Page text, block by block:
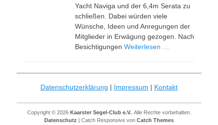
Yacht Naviga und der 6,4m Serata zu
schließen. Dabei würden viele
Wünsche, Ideen und Anregungen der
Mitglieder in Erwägung gezogen. Nach
Besichtigungen Weiterlesen …
Datenschutzerklärung | Impressum | Kontakt
Copyright © 2026 Kaarster Segel-Club e.V.. Alle Rechte vorbehalten.
Datenschutz | Catch Responsive von Catch Themes